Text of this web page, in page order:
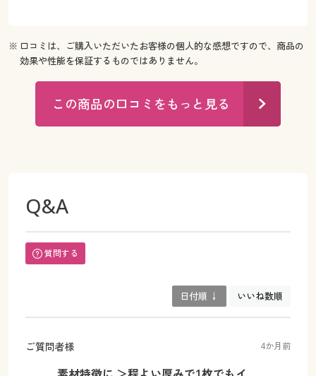
※ 口コミは、ご購入いただいたお客様の個人的な感想ですので、商品の
効果や性能を保証するものではありません。
この商品の口コミをもっと見る
Q&A
質問する
日付順 ↓ いいね数順
ご質問者様 4か月前